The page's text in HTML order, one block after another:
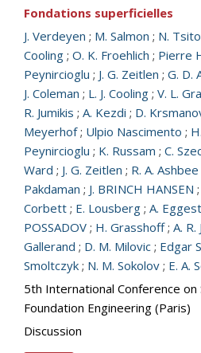
Fondations superficielles
J. Verdeyen ; M. Salmon ; N.
Cooling ; O. K. Froehlich ; Pierre
Peynircioglu ; J. G. Zeitlen ; G. D.
J. Coleman ; L. J. Cooling ; V. L.
R. Jumikis ; A. Kezdi ; D.
Meyerhof; Ulpio Nascimento ;
Peynircioglu ; K. Russam ; C.
Ward ; J. G. Zeitlen ; R. A. Ashbee
Pakdaman ; J. BRINCH HANSEN ;
Corbett ; E. Lousberg ; A.
POSSADOV ; H. Grasshoff; A. R.
Gallerand ; D. M. Milovic ; Edgar
Smoltczyk ; N. M. Sokolov ; E. A.
5th International Conference on
Foundation Engineering (Paris)
Discussion